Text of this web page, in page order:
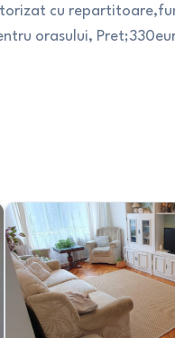
cu
orasului,